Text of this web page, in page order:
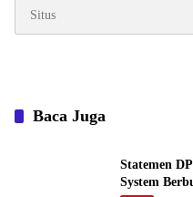
Baca Juga
Statemen
System